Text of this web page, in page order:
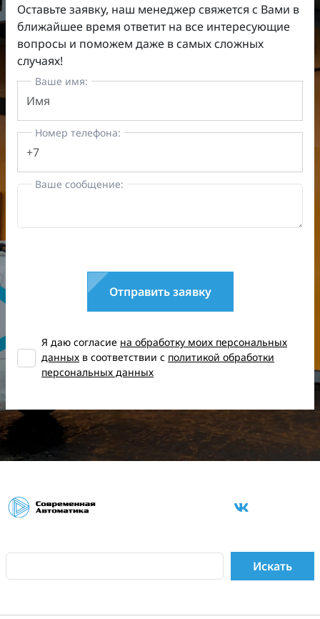
Оставьте заявку, наш менеджер свяжется с Вами в
ближайшее время ответит на все интересующие
вопросы и поможем даже в самых сложных
случаях!
Ваше имя:
Номер телефона:
Ваше сообщение:
Отправить заявку
Я даю согласие на обработку моих персональных
данных в соответствии с политикой обработки
персональных данных